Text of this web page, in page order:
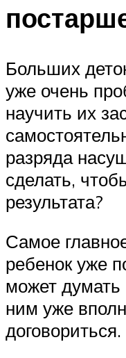
Больших
уже очень
научить их
разряда
сделать,
результата?
Самое
ребенок уже
может думать
ним уже
договориться.